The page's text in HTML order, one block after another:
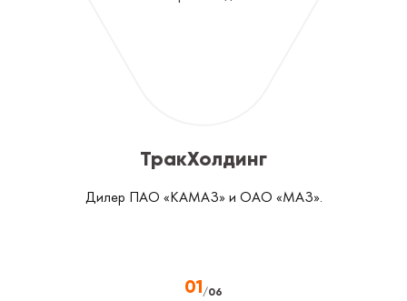
ТракХолдинг
Дилер ПАО «КАМАЗ» и ОАО «МАЗ».
01/06